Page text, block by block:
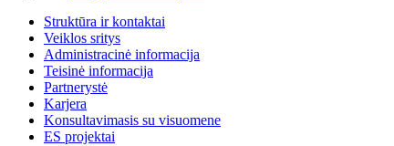
Struktūra ir kontaktai
Veiklos sritys
Administracinė informacija
Teisinė informacija
Partnerystė
Karjera
Konsultavimasis su visuomene
ES projektai